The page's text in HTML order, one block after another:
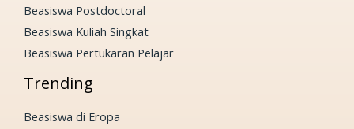
Beasiswa Postdoctoral
Beasiswa Kuliah Singkat
Beasiswa Pertukaran Pelajar
Trending
Beasiswa di Eropa